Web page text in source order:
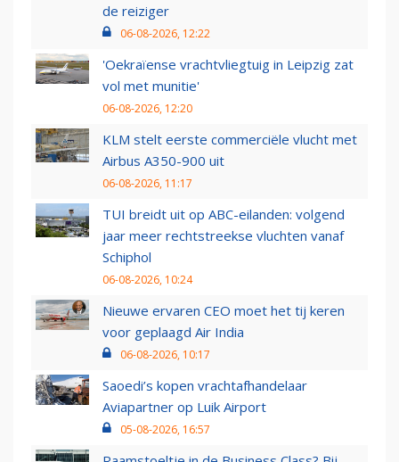
de reiziger
06-08-2026, 12:22
'Oekraïense vrachtvliegtuig in Leipzig zat
vol met munitie'
06-08-2026, 12:20
KLM stelt eerste commerciële vlucht met
Airbus A350-900 uit
06-08-2026, 11:17
TUI breidt uit op ABC-eilanden: volgend
jaar meer rechtstreekse vluchten vanaf
Schiphol
06-08-2026, 10:24
Nieuwe ervaren CEO moet het tij keren
voor geplaagd Air India
06-08-2026, 10:17
Saoedi’s kopen vrachtafhandelaar
Aviapartner op Luik Airport
05-08-2026, 16:57